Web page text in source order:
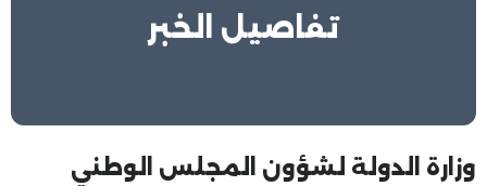
تفاصيل الخبر
وزارة الدولة لشؤون المجلس الوطني